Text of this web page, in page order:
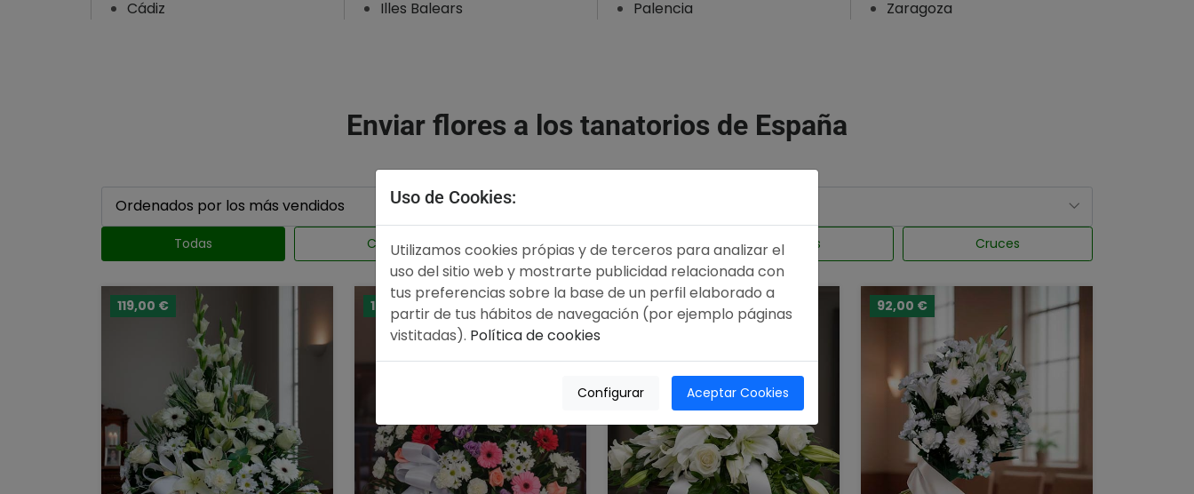
Murcia
Segovia
Sevilla
Soria
Tarragona
Teruel
Valencia
Valladolid
Zamora
Zaragoza
Cádiz
Illes Balears
Palencia
Zaragoza
Enviar flores a los tanatorios de España
Todas Coronas Ramos Centros Cruces
119,00 € 133,00 € 106,00 € 92,00 €
Uso de Cookies:
Utilizamos cookies própias y de terceros para analizar el
uso del sitio web y mostrarte publicidad relacionada con
tus preferencias sobre la base de un perfil elaborado a
partir de tus hábitos de navegación (por ejemplo páginas
vistitadas). Política de cookies
Configurar Aceptar Cookies